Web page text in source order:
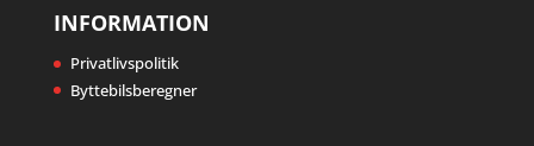
INFORMATION
Privatlivspolitik
Byttebilsberegner